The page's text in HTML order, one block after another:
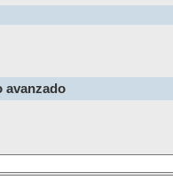
avanzado